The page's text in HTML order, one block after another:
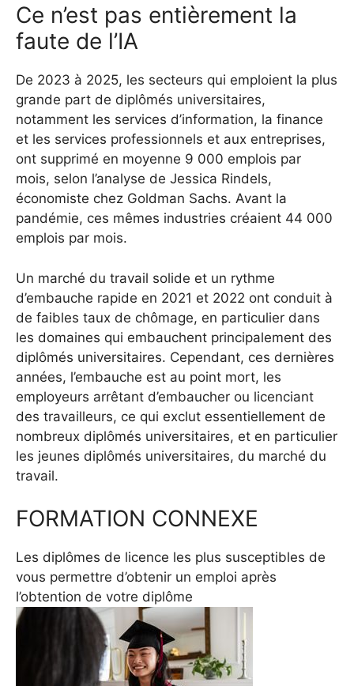
Ce n’est pas entièrement la
faute de l’IA
De 2023 à 2025, les secteurs qui emploient la plus
grande part de diplômés universitaires,
notamment les services d’information, la finance
et les services professionnels et aux entreprises,
ont supprimé en moyenne 9 000 emplois par
mois, selon l’analyse de Jessica Rindels,
économiste chez Goldman Sachs. Avant la
pandémie, ces mêmes industries créaient 44 000
emplois par mois.
Un marché du travail solide et un rythme
d’embauche rapide en 2021 et 2022 ont conduit à
de faibles taux de chômage, en particulier dans
les domaines qui embauchent principalement des
diplômés universitaires. Cependant, ces dernières
années, l’embauche est au point mort, les
employeurs arrêtant d’embaucher ou licenciant
des travailleurs, ce qui exclut essentiellement de
nombreux diplômés universitaires, et en particulier
les jeunes diplômés universitaires, du marché du
travail.
FORMATION CONNEXE
Les diplômes de licence les plus susceptibles de
vous permettre d’obtenir un emploi après
l’obtention de votre diplôme